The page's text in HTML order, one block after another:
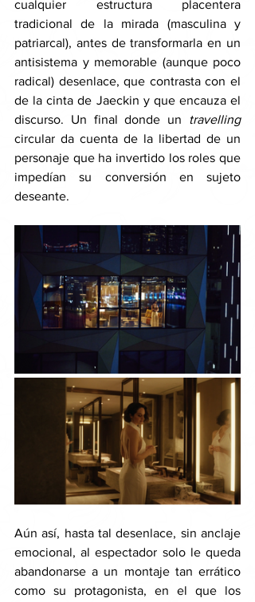
cualquier estructura placentera
tradicional de la mirada (masculina y
patriarcal), antes de transformarla en un
antisistema y memorable (aunque poco
radical) desenlace, que contrasta con el
de la cinta de Jaeckin y que encauza el
discurso. Un final donde un
travelling
circular da cuenta de la libertad de un
personaje que ha invertido los roles que
impedían su conversión en sujeto
deseante.
Aún así, hasta tal desenlace, sin anclaje
emocional, al espectador solo le queda
abandonarse a un montaje tan errático
como su protagonista, en el que los